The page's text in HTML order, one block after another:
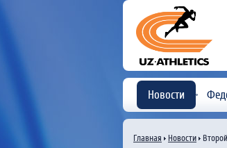
Новости
Главная Новости